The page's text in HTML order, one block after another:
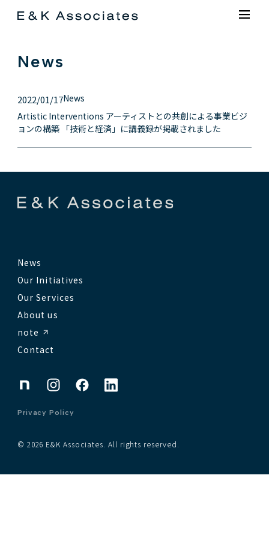
News
2022/01/17News
Artistic Interventions アーティストとの共創による事業ビジ
ョンの構築 「技術と経済」に講義録が掲載されました
News
Our Initiatives
Our Services
About us
note
Contact
Privacy Policy
© 2026 E&K Associates. All rights reserved.